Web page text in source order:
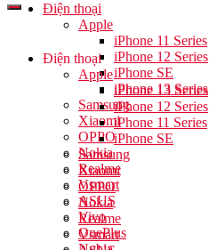
Điện thoại
Apple
iPhone 11 Series
iPhone 12 Series
iPhone SE
iPhone 13 Series
Samsung
Xiaomi
OPPO
Nokia
Realme
Vsmart
ASUS
Vivo
OnePlus
Điện thoại
Apple
iPhone 13 Series
iPhone 12 Series
iPhone 11 Series
iPhone SE
Samsung
Xiaomi
OPPO
Nokia
Realme
Vsmart